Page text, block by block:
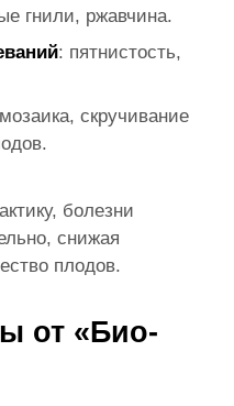
гнили, ржавчина.
: пятнистость,
скручивание
болезни
снижая
плодов.
от «Био-